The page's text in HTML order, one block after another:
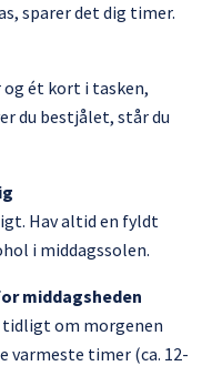
sparer det dig timer.
ét kort i tasken,
du bestjålet, står du
Hav altid en fyldt
i middagssolen.
middagsheden
tidligt om morgenen
varmeste timer (ca. 12-